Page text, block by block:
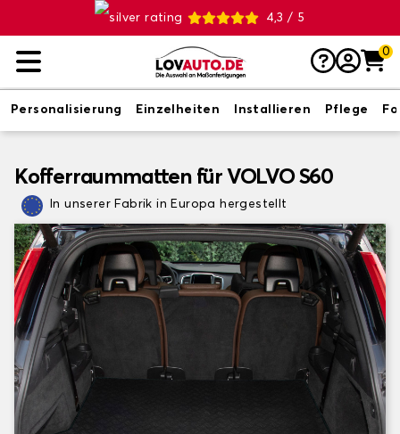
4,3 / 5
0
Personalisierung Einzelheiten Installieren Pflege
Kofferraummatten für VOLVO S60
In unserer Fabrik in Europa hergestellt